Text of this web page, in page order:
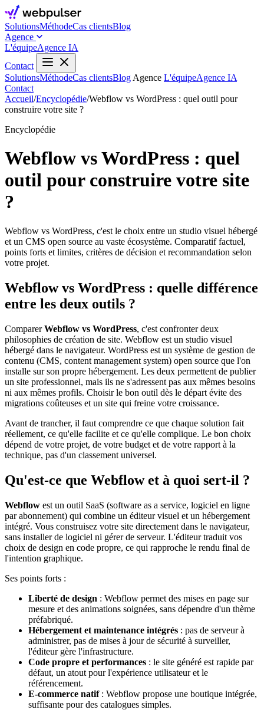
SolutionsMéthodeCas clientsBlog
Agence
L'équipeAgence IA
Contact
SolutionsMéthodeCas clientsBlog Agence L'équipeAgence IA
Contact
Accueil/Encyclopédie/Webflow vs WordPress : quel outil pour
construire votre site ?
Encyclopédie
Webflow vs WordPress : quel
outil pour construire votre site
?
Webflow vs WordPress, c'est le choix entre un studio visuel hébergé
et un CMS open source au vaste écosystème. Comparatif factuel,
points forts et limites, critères de décision et recommandation selon
votre projet.
Webflow vs WordPress : quelle différence
entre les deux outils ?
ComparerWebflow vs WordPress, c'est confronter deux
philosophies de création de site. Webflow est un studio visuel
hébergé dans le navigateur. WordPress est un système de gestion de
contenu (CMS, content management system) open source que l'on
installe sur son propre hébergement. Les deux permettent de publier
un site professionnel, mais ils ne s'adressent pas aux mêmes besoins
ni aux mêmes profils. Choisir le bon outil dès le départ évite des
migrations coûteuses et un site qui freine votre croissance.
Avant de trancher, il faut comprendre ce que chaque solution fait
réellement, ce qu'elle facilite et ce qu'elle complique. Le bon choix
dépend de votre projet, de votre budget et de votre rapport à la
technique, pas d'un classement universel.
Qu'est-ce que Webflow et à quoi sert-il ?
Webflow est un outil SaaS (software as a service, logiciel en ligne
par abonnement) qui combine un éditeur visuel et un hébergement
intégré. Vous construisez votre site directement dans le navigateur,
sans installer de logiciel ni gérer de serveur. L'éditeur traduit vos
choix de design en code propre, ce qui rapproche le rendu final de
l'intention graphique.
Ses points forts :
Liberté de design : Webflow permet des mises en page sur
mesure et des animations soignées, sans dépendre d'un thème
préfabriqué.
Hébergement et maintenance intégrés : pas de serveur à
administrer, pas de mises à jour de sécurité à surveiller,
l'éditeur gère l'infrastructure.
Code propre et performances : le site généré est rapide par
défaut, un atout pour l'expérience utilisateur et le
référencement.
E-commerce natif: Webflow propose une boutique intégrée,
suffisante pour des catalogues simples.